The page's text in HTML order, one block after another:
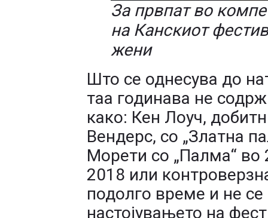
За првпат во
на Канскиот
жени
Што се однесува до
таа годинава не
како: Кен Лоуч,
Вендерс, со „Златна
Морети со „Палма“ во
2018 или
подолго време и не
настојувањето на